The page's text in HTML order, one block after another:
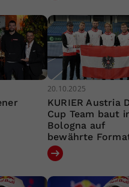
20.10.2025
KURIER Austria
Cup Team baut
Bologna auf
bewährte